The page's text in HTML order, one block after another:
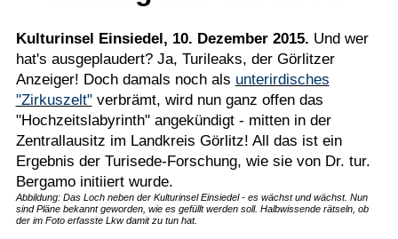
Wirtschaft
Service
Verkehr
Gesundheit
Kultur
Sport
Termine
Kulturinsel Einsiedel, 10. Dezember 2015. Und wer
hat's ausgeplaudert? Ja, Turileaks, der Görlitzer
Anzeiger! Doch damals noch als unterirdisches
"Zirkuszelt"verbrämt, wird nun ganz offen das
"Hochzeitslabyrinth" angekündigt - mitten in der
Zentrallausitz im Landkreis Görlitz! All das ist ein
Ergebnis der Turisede-Forschung, wie sie von Dr. tur.
Bergamo initiiert wurde.
Abbildung: Das Loch neben der Kulturinsel Einsiedel - es wächst und wächst. Nun
sind Pläne bekannt geworden, wie es gefüllt werden soll. Halbwissende rätseln, ob
der im Foto erfasste Lkw damit zu tun hat.